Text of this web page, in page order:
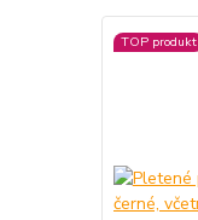
TOP produkt